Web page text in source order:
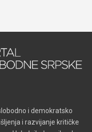
i demokratsko
i razvijanje kritičke